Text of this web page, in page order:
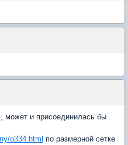
может и присоединилась бы
o334.html по размерной сетке